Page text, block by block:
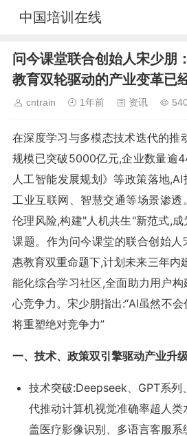
中国培训在线
问今课堂联合创始人宋少朋
教育双轮驱动的产业变革已
cntrain 1年前 资讯
在深度学习与多模态技术迭代的推
规模已突破5000亿元,企业数量逾
人工智能发展规划》等政策落地
工业互联网、智慧交通等场景渗
伦理风险,构建"人机共生"新范式,
课题。作为问今课堂的联合创始
惠教育双重命题下,计划未来三年内
能化综合学习社区,全面助力用户
心竞争力。宋少朋指出:“AI虽然不
将重塑绝对竞争力”
一、技术、政策双引擎驱动产业升
技术突破:Deepseek、GPT系列
代推动计算机视觉准确率超人
盖医疗影像识别、多语言客服